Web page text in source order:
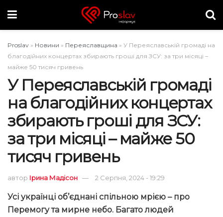
Proslav » Новини » Переяславщина » У Переяславській громаді на
благодійних концертах збирають гроші для ЗСУ: за три місяці –
майже 50 тисяч гривень
У Переяславській громаді
на благодійних концертах
збирають гроші для ЗСУ:
за три місяці – майже 50
тисяч гривень
автор Ірина Мадісон 2 Серпня, 2024 - 19:29
Усі українці об’єднані спільною мрією – про
Перемогу та мирне небо. Багато людей